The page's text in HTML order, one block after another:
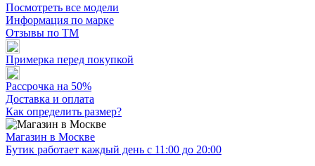
Посмотреть все модели
Информация по марке
Отзывы по ТМ
Примерка перед покупкой
Рассрочка на 50%
Доставка и оплата
Как определить размер?
Магазин в Москве
Бутик работает каждый день с 11:00 до 20:00